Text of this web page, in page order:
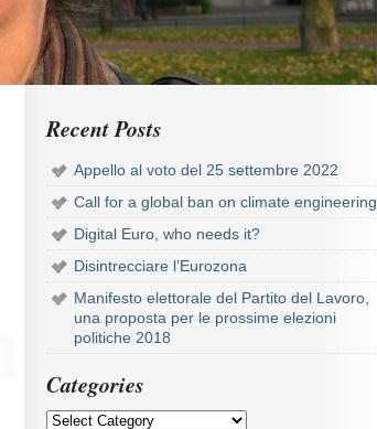
Recent Posts
Appello al voto del 25 settembre 2022
Call for a global ban on climate engineering
Digital Euro, who needs it?
Disintrecciare l’Eurozona
Manifesto elettorale del Partito del Lavoro,
una proposta per le prossime elezioni
politiche 2018
Categories